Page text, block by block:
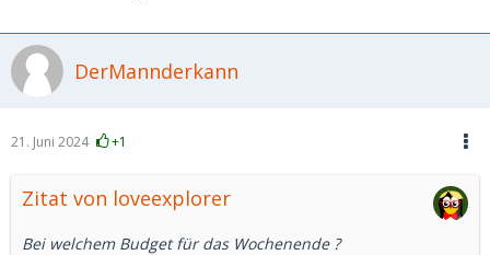
DerMannderkann
21. Juni 2024 +1
Zitat von loveexplorer
Bei welchem Budget für das Wochenende ?